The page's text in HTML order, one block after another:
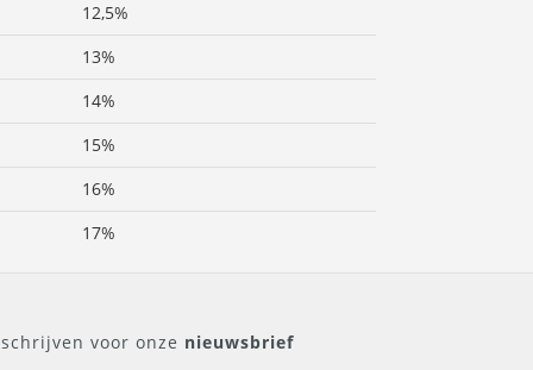
12,5%
13%
14%
15%
16%
17%
voor onze nieuwsbrief